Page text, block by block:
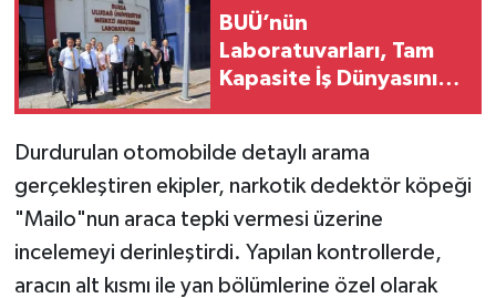
BUÜ’nün
Laboratuvarları, Tam
Kapasite İş Dünyasının
Durdurulan otomobilde detaylı arama
gerçekleştiren ekipler, narkotik dedektör köpeği
"Mailo"nun araca tepki vermesi üzerine
incelemeyi derinleştirdi. Yapılan kontrollerde,
aracın alt kısmı ile yan bölümlerine özel olarak